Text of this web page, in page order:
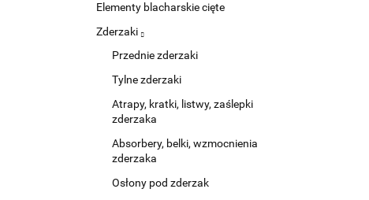
Elementy blacharskie cięte
Zderzaki
Przednie zderzaki
Tylne zderzaki
Atrapy, kratki, listwy, zaślepki
zderzaka
Absorbery, belki, wzmocnienia
zderzaka
Osłony pod zderzak